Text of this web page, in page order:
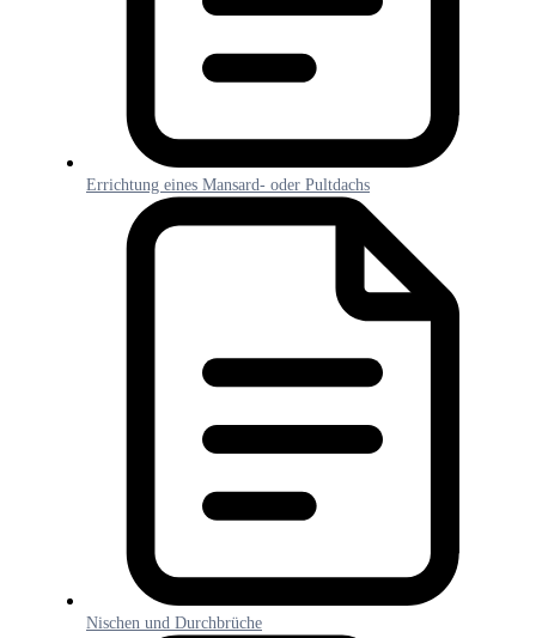
Errichtung eines Mansard- oder Pultdachs
Nischen und Durchbrüche